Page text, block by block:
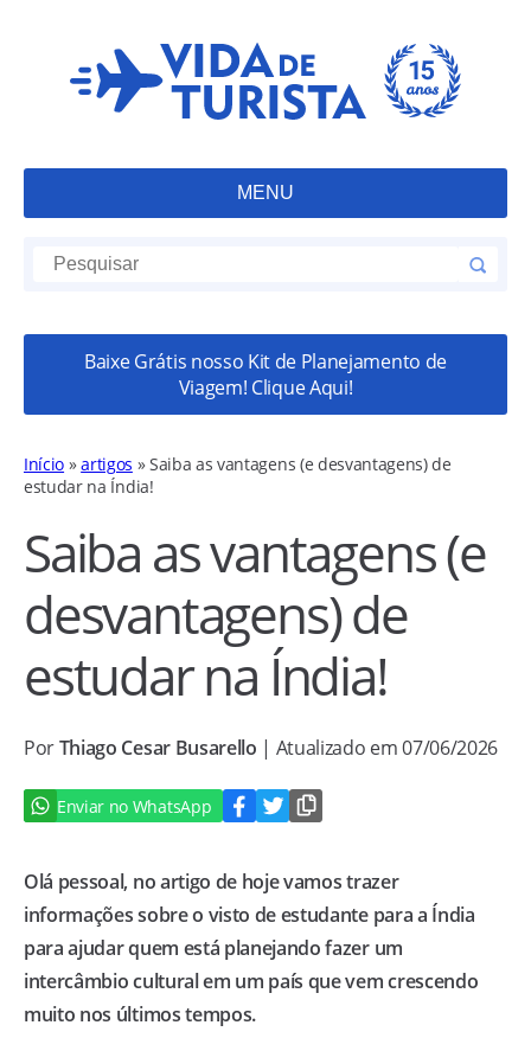
MENU
Baixe Grátis nosso Kit de Planejamento de
Viagem! Clique Aqui!
Início »artigos »Saiba as vantagens (e desvantagens) de
estudar na Índia!
Saiba as vantagens (e
desvantagens) de
estudar na Índia!
PorThiago Cesar Busarello | Atualizado em 07/06/2026
Enviar no WhatsApp
Olá pessoal, no artigo de hoje vamos trazer
informações sobre o visto de estudante para a Índia
para ajudar quem está planejando fazer um
intercâmbio cultural em um país que vem crescendo
muito nos últimos tempos.